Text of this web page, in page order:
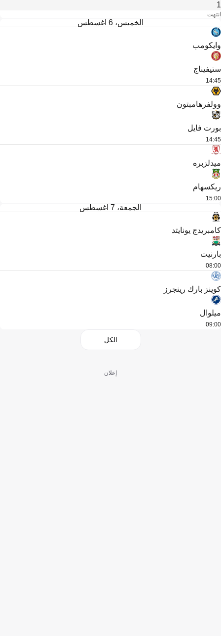
1
انتهت
الخميس، 6 أغسطس
وايكومب
ستيفيناج
14:45
وولفرهامبتون
بورت فايل
14:45
ميدلزبره
ريكسهام
15:00
الجمعة، 7 أغسطس
كامبريدج يونايتد
بارنيت
08:00
كوينز بارك رينجرز
ميلوال
09:00
الكل
إعلان